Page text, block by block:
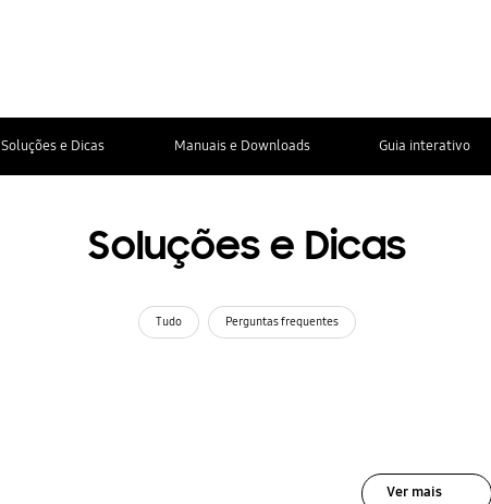
Soluções e Dicas Manuais e Downloads Guia interativo
Soluções e Dicas
Tudo Perguntas frequentes
Ver mais